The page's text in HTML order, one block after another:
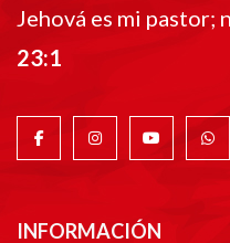
Jehová es mi pastor;
23:1
INFORMACIÓN